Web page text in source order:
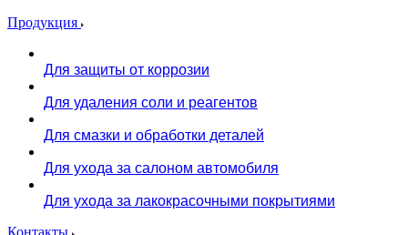
Продукция
Для защиты от коррозии
Для удаления соли и реагентов
Для смазки и обработки деталей
Для ухода за салоном автомобиля
Для ухода за лакокрасочными покрытиями
Контакты